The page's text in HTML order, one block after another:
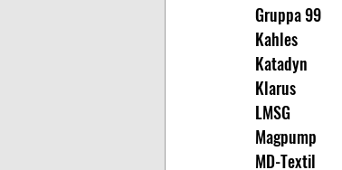
Gruppa 99
Kahles
Katadyn
Klarus
LMSG
Magpump
MD-Textil